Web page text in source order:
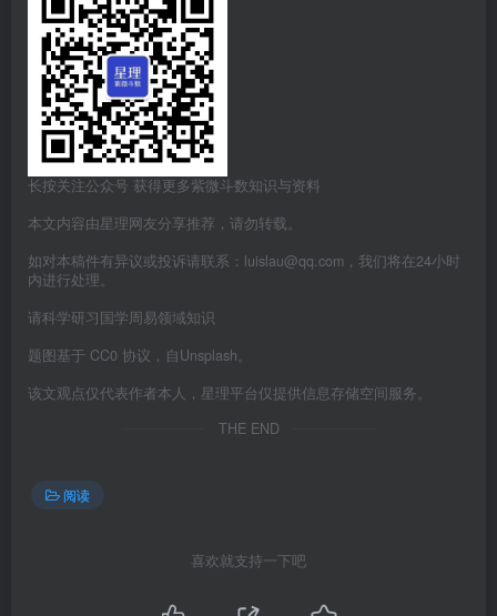
长按关注公众号 获得更多紫微斗数知识与资料
本文内容由星理网友分享推荐，请勿转载。
如对本稿件有异议或投诉请联系：luislau@qq.com，我们将在24小时
内进行处理。
请科学研习国学周易领域知识
题图基于 CC0 协议，自Unsplash。
该文观点仅代表作者本人，星理平台仅提供信息存储空间服务。
THE END
阅读
喜欢就支持一下吧